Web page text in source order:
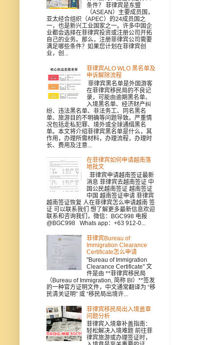
条件？ 菲律宾是东盟
（ASEAN）主要成员国，
亚太经合组织（APEC）的24成员国之
一，也是新兴工业国家之一。许多中国企
业都会选择在菲律宾投资或注册公司开拓
自己的业务。那么，注册菲律宾公司需要
满足哪些条件？如果您计划在菲律宾创
业，创...
菲律宾ALO WLO 黑名单及
申诉解除流程
菲律宾黑名单是外国游客
在菲律宾移民局的不良记
录，可能由逾期黑名单、
入境黑名单、经济财产纠
纷、违法黑名单、非法务工、同名黑名
单、旅游目的不明确等问题导致。严重情
况包括走私犯罪、境外或全球通缉黑名
单。本文将介绍菲律宾黑名单是什么，其
作用，办理所需材料，办理流程，办理时
长、费用及注意...
在菲律宾如何申请越南落
地批文
菲律宾申请越南签证最新
消息 菲律宾去越南签证 中
国公民越南签证 越南签证
中国 越南签证申请 菲律宾
越南签证恢复 人在菲律宾怎么申请越南 签
证 可以联系我们 想了解更多最新信息欢迎
联系和咨询我们，微信：BGC998 电报
@BGC998 Whats app：+63 912-0...
菲律宾Bureau of
Immigration Clearance
Certificate怎么申请
"Bureau of Immigration
Clearance Certificate" 文
件是由 **菲律宾移民局
（Bureau of Immigration, 简称 BI）**签发
的一种官方证明文件，中文通常翻译为 “移
民清关证明” 或 “移民局出境许...
菲律宾移民局出入境盖章
问题分析
菲律宾入境章补盖指南：
轻松解决入境难题 前往菲
律宾旅游或办理签证时，